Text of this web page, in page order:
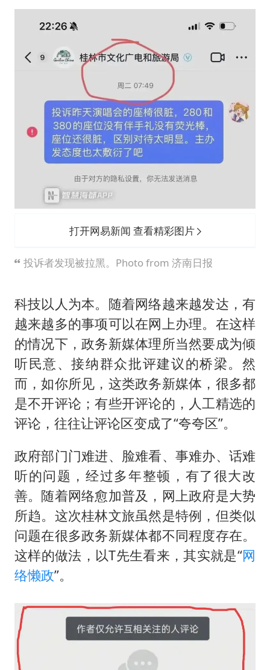
打开网易新闻 查看精彩图片
投诉者发现被拉黑。Photo from 济南日报
科技以人为本。随着网络越来越发达，有
越来越多的事项可以在网上办理。在这样
的情况下，政务新媒体理所当然要成为倾
听民意、接纳群众批评建议的桥梁。然
而，如你所见，这类政务新媒体，很多都
是不开评论；有些开评论的，人工精选的
评论，往往让评论区变成了“夸夸区”。
政府部门门难进、脸难看、事难办、话难
听的问题，经过多年整顿，有了很大改
善。随着网络愈加普及，网上政府是大势
所趋。这次桂林文旅虽然是特例，但类似
问题在很多政务新媒体都不同程度存在。
这样的做法，以T先生看来，其实就是“网
络懒政”。